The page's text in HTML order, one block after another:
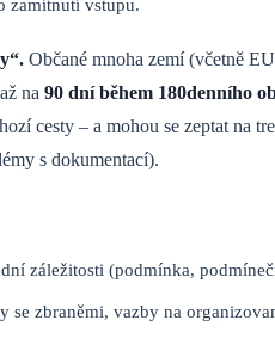
zamítnutí vstupu.
Občané mnoha zemí (včetně
na 90 dní během 180denního
cesty – a mohou se zeptat na
s dokumentací).
záležitosti (podmínka,
se zbraněmi, vazby na